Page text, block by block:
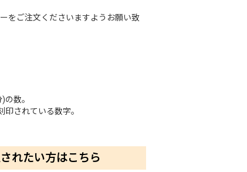
をご注文くださいますようお願い致
数。
されている数字。
れたい方はこちら